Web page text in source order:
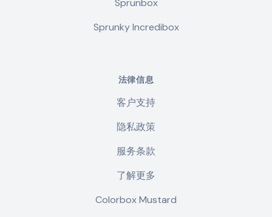
Sprunbox
Sprunky Incredibox
法律信息
客户支持
隐私政策
服务条款
了解更多
Colorbox Mustard